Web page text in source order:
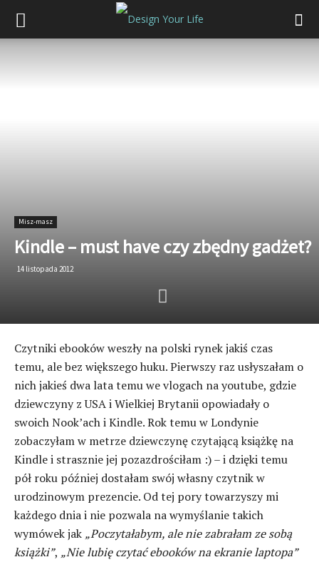
Misz-masz
Kindle – must have czy zbędny gadżet?
14 listopada 2012
Czytniki ebooków weszły na polski rynek jakiś czas
temu, ale bez większego huku. Pierwszy raz usłyszałam o
nich jakieś dwa lata temu we vlogach na youtube, gdzie
dziewczyny z USA i Wielkiej Brytanii opowiadały o
swoich Nook’ach i Kindle. Rok temu w Londynie
zobaczyłam w metrze dziewczynę czytającą książkę na
Kindle i strasznie jej pozazdrościłam :) – i dzięki temu
pół roku później dostałam swój własny czytnik w
urodzinowym prezencie. Od tej pory towarzyszy mi
każdego dnia i nie pozwala na wymyślanie takich
wymówek jak „Poczytałabym, ale nie zabrałam ze sobą
książki”, „Nie lubię czytać ebooków na ekranie laptopa”